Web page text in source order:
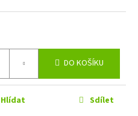
DO KOŠÍKU
Hlídat Sdílet